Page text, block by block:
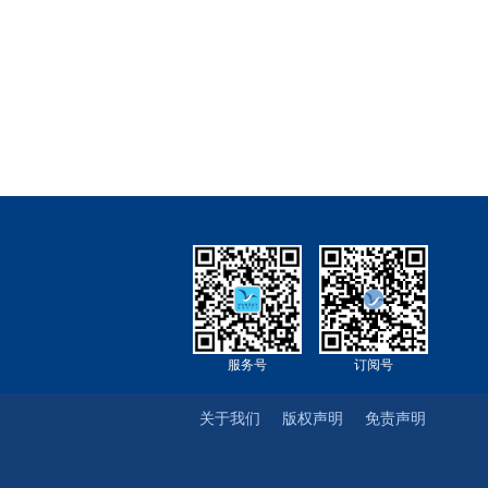
订阅号
服务号
免责声明
版权声明
关于我们